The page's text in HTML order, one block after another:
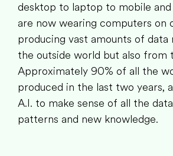
desktop to laptop to mobile and
are now wearing computers on
producing vast amounts of
the outside world but also from
Approximately 90% of all the
produced in the last two years,
A.I. to make sense of all the
patterns and new knowledge.